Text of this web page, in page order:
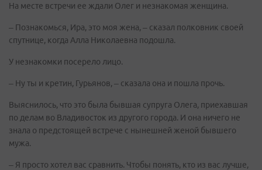
На месте встречи ее ждали Олег и незнакомая женщина.
– Познакомься, Ира, это моя жена, – сказал полковник своей
спутнице, когда Алла Николаевна подошла.
У незнакомки посерело лицо.
– Ну ты и кретин, Гурьянов, – сказала она и пошла прочь.
Выяснилось, что это была бывшая супруга Олега, приехавшая
по делам во Владивосток из другого города. И она ничего не
знала о предстоящей встрече с нынешней женой бывшего
мужа.
– Я просто хотел вас сравнить. Чтобы понять, кто из вас лучше,